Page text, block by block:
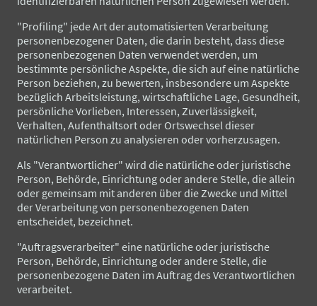
"Profiling" jede Art der automatisierten Verarbeitung
personenbezogener Daten, die darin besteht, dass diese
personenbezogenen Daten verwendet werden, um
bestimmte persönliche Aspekte, die sich auf eine natürliche
Person beziehen, zu bewerten, insbesondere um Aspekte
bezüglich Arbeitsleistung, wirtschaftliche Lage, Gesundheit,
persönliche Vorlieben, Interessen, Zuverlässigkeit,
Verhalten, Aufenthaltsort oder Ortswechsel dieser
natürlichen Person zu analysieren oder vorherzusagen.
Als "Verantwortlicher" wird die natürliche oder juristische
Person, Behörde, Einrichtung oder andere Stelle, die allein
oder gemeinsam mit anderen über die Zwecke und Mittel
der Verarbeitung von personenbezogenen Daten
entscheidet, bezeichnet.
"Auftragsverarbeiter" eine natürliche oder juristische
Person, Behörde, Einrichtung oder andere Stelle, die
personenbezogene Daten im Auftrag des Verantwortlichen
verarbeitet.